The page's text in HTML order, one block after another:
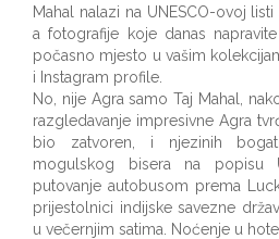
Mahal nalazi na UNESCO-ovoj
a fotografije koje danas
počasno mjesto u vašim
i Instagram profile.
No, nije Agra samo Taj Mahal,
razgledavanje impresivne Agra
bio zatvoren, i njezinih
mogulskog bisera na popisu
putovanje autobusom prema
prijestolnici indijske savezne
u večernjim satima. Noćenje u